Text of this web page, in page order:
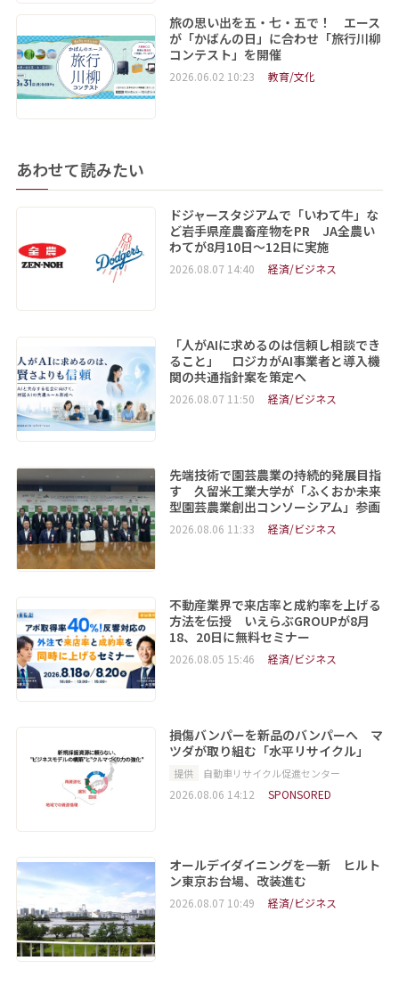
旅の思い出を五・七・五で！ エース
が「かばんの日」に合わせ「旅行川柳
コンテスト」を開催
2026.06.02 10:23 教育/文化
あわせて読みたい
ドジャースタジアムで「いわて牛」な
ど岩手県産農畜産物をPR JA全農い
わてが8月10日～12日に実施
2026.08.07 14:40 経済/ビジネス
「人がAIに求めるのは信頼し相談でき
ること」 ロジカがAI事業者と導入機
関の共通指針案を策定へ
2026.08.07 11:50 経済/ビジネス
先端技術で園芸農業の持続的発展目指
す 久留米工業大学が「ふくおか未来
型園芸農業創出コンソーシアム」参画
2026.08.06 11:33 経済/ビジネス
不動産業界で来店率と成約率を上げる
方法を伝授 いえらぶGROUPが8月
18、20日に無料セミナー
2026.08.05 15:46 経済/ビジネス
損傷バンパーを新品のバンパーへ マ
ツダが取り組む「水平リサイクル」
提供 自動車リサイクル促進センター
2026.08.06 14:12 SPONSORED
オールデイダイニングを一新 ヒルト
ン東京お台場、改装進む
2026.08.07 10:49 経済/ビジネス